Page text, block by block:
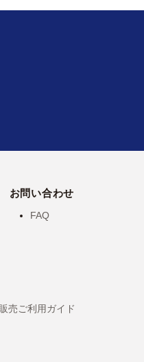
お問い合わせ
FAQ
売ご利用ガイド